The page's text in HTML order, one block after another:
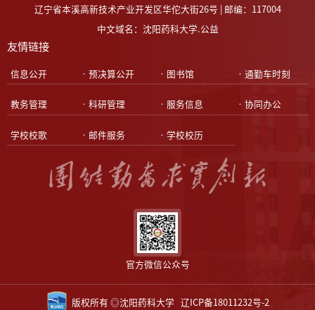
辽宁省本溪高新技术产业开发区华佗大街26号 | 邮编：117004
中文域名：沈阳药科大学.公益
友情链接
•信息公开 •预决算公开 •图书馆 •通勤车时刻
•教务管理 •科研管理 •服务信息 •协同办公
•学校校歌 •邮件服务 •学校校历
官方微信公众号
版权所有 ◎沈阳药科大学 辽ICP备18011232号-2